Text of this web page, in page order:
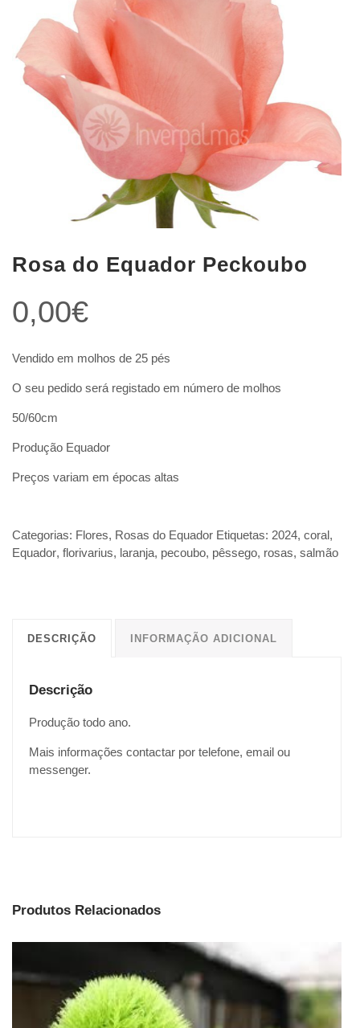
Rosa do Equador Peckoubo
0,00€
Vendido em molhos de 25 pés
O seu pedido será registado em número de molhos
50/60cm
Produção Equador
Preços variam em épocas altas
Categorias: Flores, Rosas do Equador Etiquetas: 2024, coral,
Equador, florivarius, laranja, pecoubo, pêssego, rosas, salmão
DESCRIÇÃO INFORMAÇÃO ADICIONAL
Descrição
Produção todo ano.
Mais informações contactar por telefone, email ou
messenger.
Produtos Relacionados